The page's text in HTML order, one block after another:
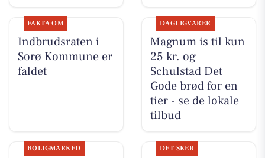
FAKTA OM
Indbrudsraten i
Sorø Kommune er
faldet
DAGLIGVARER
Magnum is til kun
25 kr. og
Schulstad Det
Gode brød for en
tier - se de lokale
tilbud
BOLIGMARKED DET SKER